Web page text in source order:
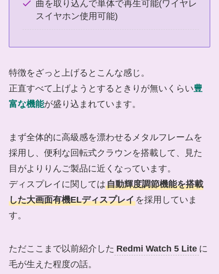
曲を取り込んで単体で再生可能(ワイヤレ
スイヤホン使用可能)
特徴をざっと上げるとこんな感じ。
正直すべて上げようとするときりが無いくらい豊
富な機能が盛り込まれています。
まず全体的に高級感を漂わせるメタルフレームを
採用し、便利な回転式クラウンを搭載して、見た
目がよりりんご製品に近くなっています。
ディスプレイに関しては自動輝度調節機能を搭載
した大画面有機ELディスプレイを採用していま
す。
ただここまで以前紹介した Redmi Watch 5 Lite に
毛が生えた程度の話。